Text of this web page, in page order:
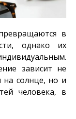
в
однако их
зависит не
на солнце, но и
человека, в